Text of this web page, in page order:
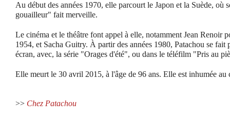
Au début des années 1970, elle parcourt le Japon et la Suède, où
gouailleur" fait merveille.
Le cinéma et le théâtre font appel à elle, notamment Jean Renoir
1954, et Sacha Guitry. À partir des années 1980, Patachou se fait
écran, avec, la série "Orages d'été", ou dans le téléfilm "Pris au
Elle meurt le 30 avril 2015, à l'âge de 96 ans. Elle est inhumée au
>> Chez Patachou